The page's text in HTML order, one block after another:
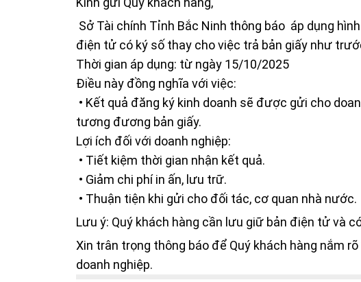
Sở Tài chính Tỉnh Bắc Ninh thông báo áp dụng
điện tử có ký số thay cho việc trả bản giấy như
Thời gian áp dụng: từ ngày 15/10/2025
Điều này đồng nghĩa với việc:
• Kết quả đăng ký kinh doanh sẽ được gửi cho
tương đương bản giấy.
Lợi ích đối với doanh nghiệp:
• Tiết kiệm thời gian nhận kết quả.
• Giảm chi phí in ấn, lưu trữ.
• Thuận tiện khi gửi cho đối tác, cơ quan nhà nước.
Lưu ý: Quý khách hàng cần lưu giữ bản điện tử và
Xin trân trọng thông báo để Quý khách hàng nắm
doanh nghiệp.